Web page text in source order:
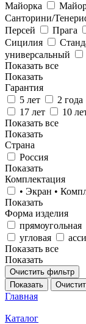
Майорка
Санторини/
Персей
Прага
Сицилия
универсальный
Показать все
Показать
Гарантия
5 лет
2 года
17 лет
10
Показать все
Показать
Страна
Россия
Показать
Комплектация
• Экран •
Показать
Форма изделия
прямоугольная
угловая
Показать все
Показать
Очистить фильтр
Показать
Главная
Каталог